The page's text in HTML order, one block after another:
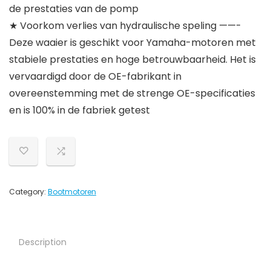
de prestaties van de pomp
★ Voorkom verlies van hydraulische speling ——-
Deze waaier is geschikt voor Yamaha-motoren met
stabiele prestaties en hoge betrouwbaarheid. Het is
vervaardigd door de OE-fabrikant in
overeenstemming met de strenge OE-specificaties
en is 100% in de fabriek getest
Category: Bootmotoren
Description